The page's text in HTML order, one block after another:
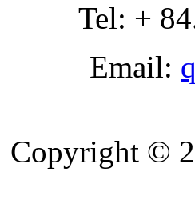
Tel: +
Email:
Copyright ©